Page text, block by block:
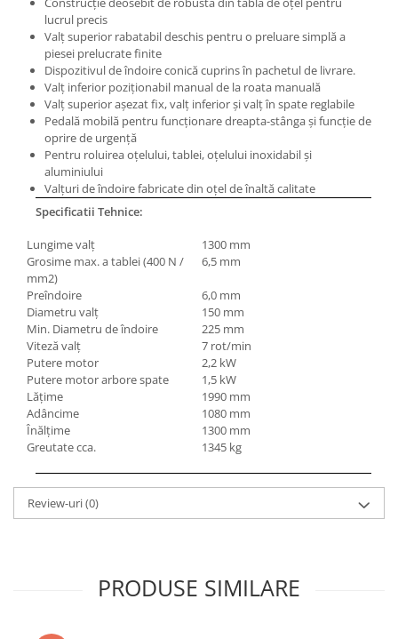
Masini electrice de filetat
Exhaustor pentru aschii metal
Masini de gaurit cu talpa
magnetica
Instalatii de spalare a pieselor
Lame de ferastrau cu varf din
carbura
Lame de ferăstrău cu acoperire
TiN
Panze de taiere cu banda verticala
Panze de taiere metal pentru
ferastraie
Roti de lustruit
Standuri pentru ferăstraie cu
bandă
Standuri pentru mașini de găurit și
frezat
Standuri pentru mașini de șlefuit
Standuri pentru strunguri metal
Unelte striere
lucrul precis
Valţ superior rabatabil deschis pentru o preluare simplă a
piesei prelucrate finite
Dispozitivul de îndoire conică cuprins în pachetul de livrare.
Valţ inferior poziţionabil manual de la roata manuală
Valţ superior aşezat fix, valţ inferior şi valţ în spate reglabile
Pedală mobilă pentru funcţionare dreapta-stânga şi funcţie de
oprire de urgenţă
Pentru roluirea oţelului, tablei, oţelului inoxidabil şi
aluminiului
Valţuri de îndoire fabricate din oţel de înaltă calitate
Specificatii Tehnice:
Lungime valţ
1300 mm
Grosime max. a tablei (400 N /
mm2)
6,5 mm
Preîndoire
6,0 mm
Diametru valţ
150 mm
Min. Diametru de îndoire
225 mm
Viteză valţ
7 rot/min
Putere motor
2,2 kW
Putere motor arbore spate
1,5 kW
Lăţime
1990 mm
Adâncime
1080 mm
Înălţime
1300 mm
Greutate cca.
1345 kg
Review-uri(0)
PRODUSE SIMILARE